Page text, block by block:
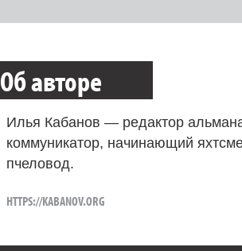
Об авторе
Илья Кабанов — редактор
коммуникатор, начинающий
пчеловод.
HTTPS://KABANOV.ORG